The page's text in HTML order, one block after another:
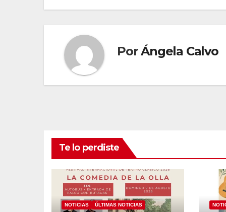
PorÁngela Calvo
Te lo perdiste
NOTICIAS ÚLTIMAS NOTICIAS